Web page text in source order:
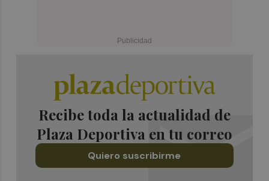
Recibe toda la actualidad de
Plaza Deportiva en tu correo
Quiero suscribirme